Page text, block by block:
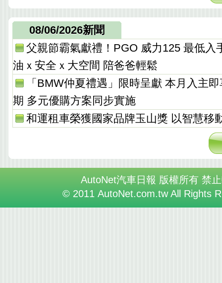
08/06/2026新聞
父親節霸氣獻禮！PGO 威力125 最低入
油ｘ安全ｘ大空間 陪爸爸輕鬆
「BMW仲夏禮遇」限時呈獻 本月入主
期 多元優購方案同步實施
和運租車榮獲國家品牌玉山獎 以智慧移
AutoNet汽車日報 版權所有 禁
© 2011 AutoNet.com.tw All Rights